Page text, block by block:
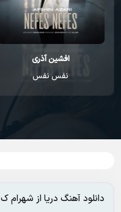
افشین آذری
نفس نفس
دانلود آهنگ دریا از شهرام ک